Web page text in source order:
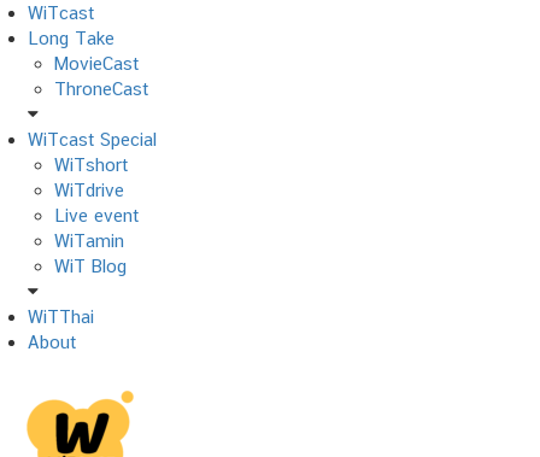
Skip
to
content
WiTcast
Long Take
MovieCast
ThroneCast
WiTcast Special
WiTshort
WiTdrive
Live event
WiTamin
WiT Blog
WiTThai
About